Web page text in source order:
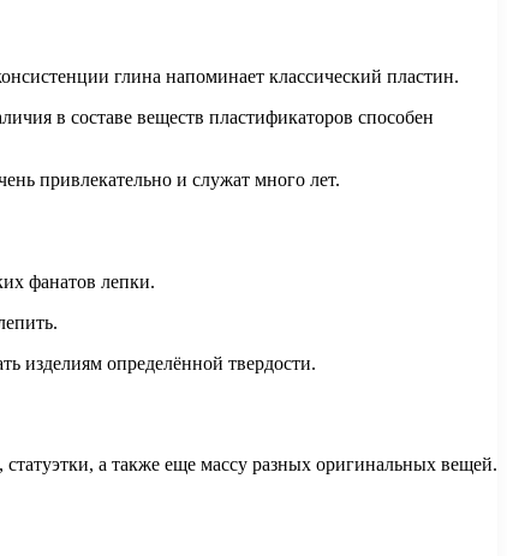
глина напоминает классический пластин.
в составе веществ пластификаторов способен
привлекательно и служат много лет.
фанатов лепки.
изделиям определённой твердости.
а также еще массу разных оригинальных вещей.